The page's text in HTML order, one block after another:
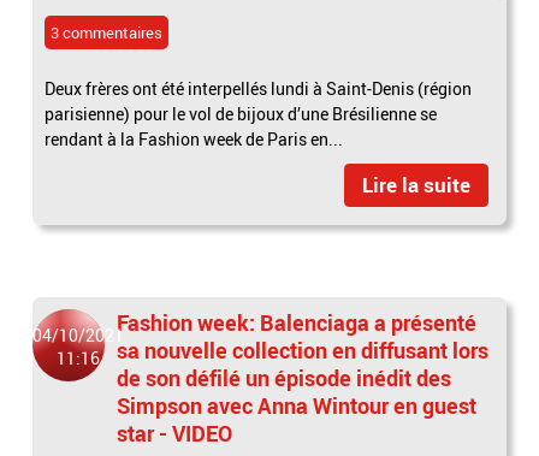
3 commentaires
Deux frères ont été interpellés lundi à Saint-Denis (région
parisienne) pour le vol de bijoux d’une Brésilienne se
rendant à la Fashion week de Paris en...
Lire la suite
04/10/2021
11:16
Fashion week: Balenciaga a présenté
sa nouvelle collection en diffusant lors
de son défilé un épisode inédit des
Simpson avec Anna Wintour en guest
star - VIDEO